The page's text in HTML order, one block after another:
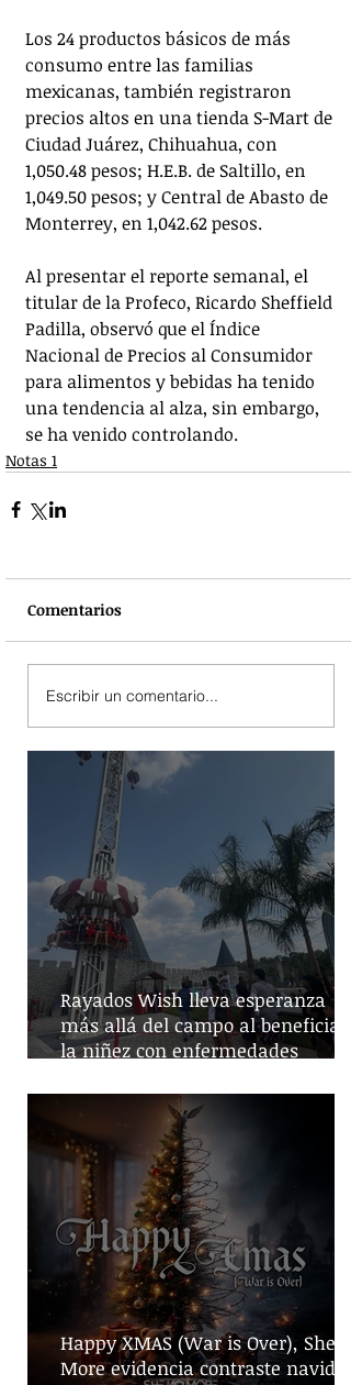
Los 24 productos básicos de más
consumo entre las familias
mexicanas, también registraron
precios altos en una tienda S-Mart de
Ciudad Juárez, Chihuahua, con
1,050.48 pesos; H.E.B. de Saltillo, en
1,049.50 pesos; y Central de Abasto de
Monterrey, en 1,042.62 pesos.
Al presentar el reporte semanal, el
titular de la Profeco, Ricardo Sheffield
Padilla, observó que el Índice
Nacional de Precios al Consumidor
para alimentos y bebidas ha tenido
una tendencia al alza, sin embargo,
se ha venido controlando.
Notas 1
Comentarios
Escribir un comentario...
Rayados Wish lleva esperanza
más allá del campo al beneficiar a
la niñez con enfermedades
Happy XMAS (War is Over), She
More evidencia contraste